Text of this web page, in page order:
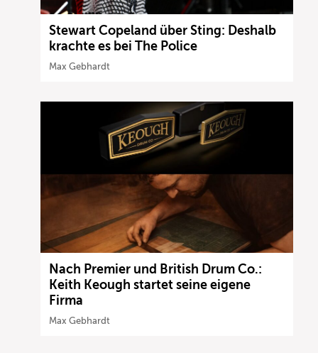
Stewart Copeland über Sting: Deshalb
krachte es bei The Police
Max Gebhardt
Nach Premier und British Drum Co.:
Keith Keough startet seine eigene
Firma
Max Gebhardt